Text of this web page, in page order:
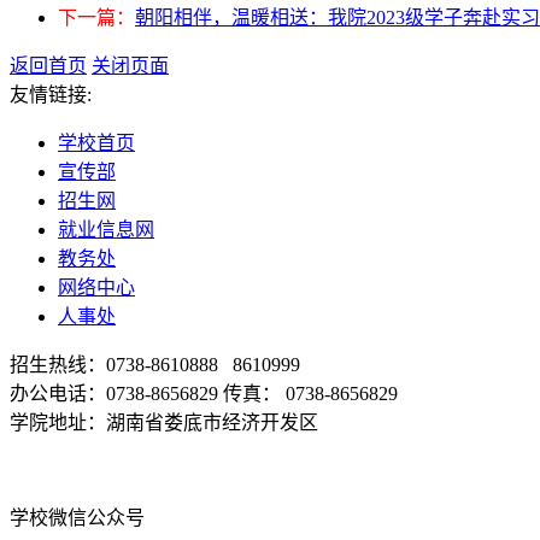
下一篇： 朝阳相伴，温暖相送：我院2023级学子奔赴实
返回首页 关闭页面
友情链接:
学校首页
宣传部
招生网
就业信息网
教务处
网络中心
人事处
招生热线：0738-8610888 8610999
办公电话：0738-8656829 传真： 0738-8656829
学院地址：湖南省娄底市经济开发区
学校微信公众号